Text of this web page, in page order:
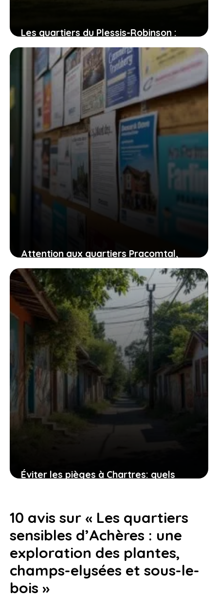
Les quartiers du Plessis-Robinson :
entre dynamisme et quiétude, où
poser vos valises ?
31 juillet 2026
Attention aux quartiers Pracomtal,
ouest et nord à Montélimar : ce que
vous devez savoir
30 juillet 2026
Éviter les pièges à Chartres: quels
24 juillet 2026
10 avis sur « Les quartiers
sensibles d’Achères : une
exploration des plantes,
champs-elysées et sous-le-
bois »